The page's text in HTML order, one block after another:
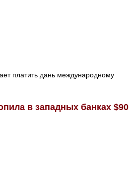
платить дань международному
в западных банках $90